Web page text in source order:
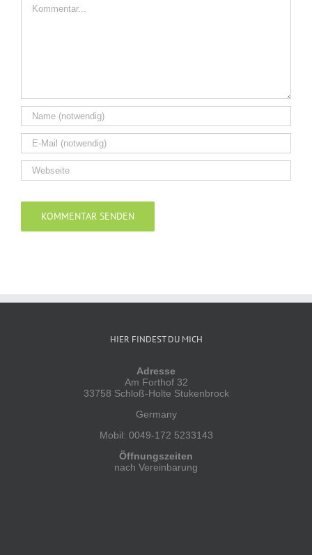
HIER FINDEST DU MICH
Adresse
Am Forthof 32
33758 Schloß-Holte Stukenbrock
Germany
Mobil: 0049-172 5233143
Öffnungszeiten
nach Vereinbarung